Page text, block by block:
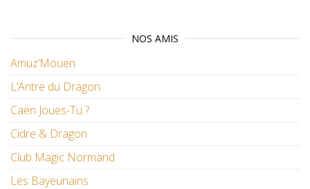
NOS AMIS
Amuz’Mouen
L’Antre du Dragon
Caen Joues-Tu ?
Cidre & Dragon
Club Magic Normand
Les Bayeunains